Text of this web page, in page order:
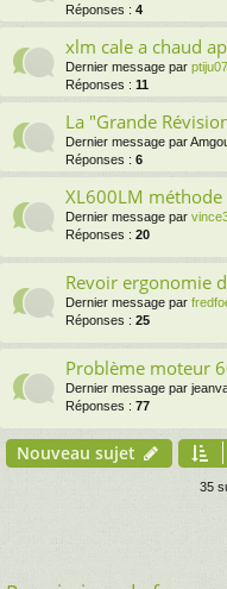
Réponses : 4
xlm cale a chaud
Dernier message par
Réponses : 11
La "Grande
Dernier message par
Réponses : 6
XL600LM
Dernier message par
Réponses : 20
Revoir ergonomie
Dernier message par
Réponses : 25
Problème moteur
Dernier message par
Réponses : 77
Nouveau sujet
35